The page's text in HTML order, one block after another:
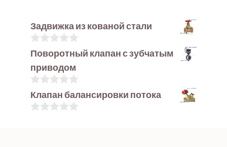
Задвижка из кованой стали
0
з
5
Поворотный клапан с зубчатым
приводом
0
и
з
Клапан балансировки потока